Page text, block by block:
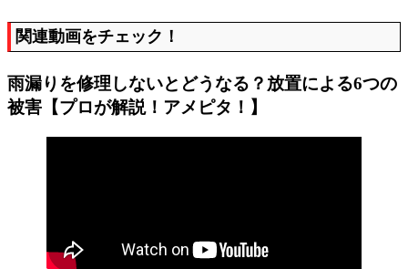
関連動画をチェック！
雨漏りを修理しないとどうなる？放置による6つの
被害【プロが解説！アメピタ！】